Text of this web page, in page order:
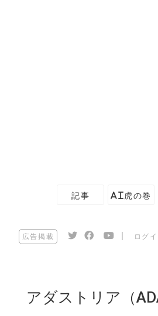
記事 AI虎の巻
広告掲載 ログイ
アダストリア（